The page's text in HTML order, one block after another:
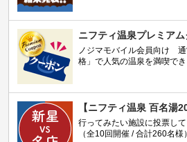
ニフティ温泉プレミア
ノジマモバイル会員向け
格」で人気の温泉を満喫でき
【ニフティ温泉 百名湯
行ってみたい施設に投票し
（全10回開催 / 合計260名様）